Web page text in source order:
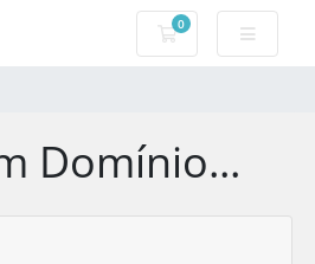
0
Carrinho de
Domínio...